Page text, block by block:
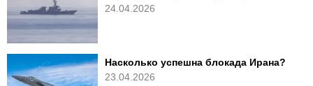
24.04.2026
Насколько успешна блокада Ирана?
23.04.2026